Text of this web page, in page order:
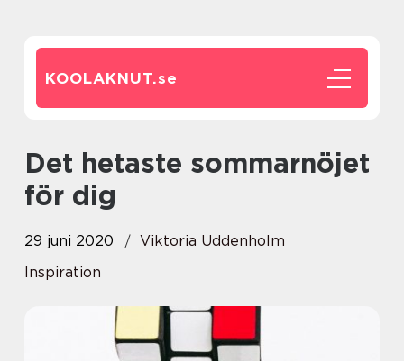
KOOLAKNUT.se
Det hetaste sommarnöjet
för dig
29 juni 2020
Viktoria Uddenholm
Inspiration